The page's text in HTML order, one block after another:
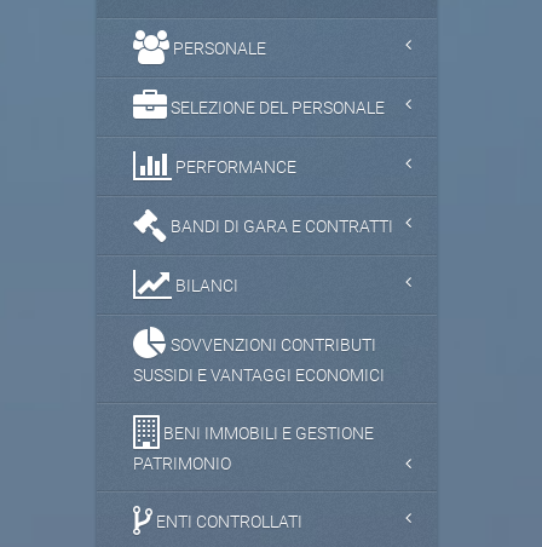
PERSONALE
SELEZIONE DEL PERSONALE
PERFORMANCE
BANDI DI GARA E CONTRATTI
BILANCI
SOVVENZIONI CONTRIBUTI
SUSSIDI E VANTAGGI ECONOMICI
BENI IMMOBILI E GESTIONE
PATRIMONIO
ENTI CONTROLLATI